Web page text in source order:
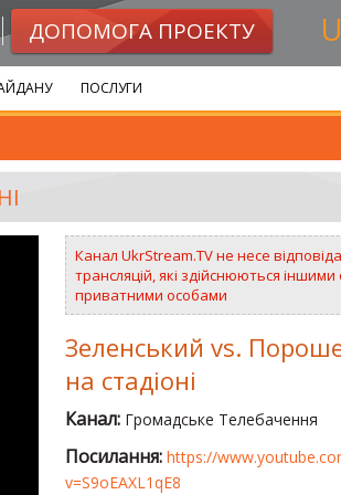
ДОПОМОГА ПРОЕКТУ
ПОСЛУГИ
Канал UkrStream.TV не несе
трансляцій, які здійснюються іншими
приватними особами
Зеленський vs.
на стадіоні
Канал: Громадське Телебачення
Посилання: https://
v=S9oEAXL1qE8